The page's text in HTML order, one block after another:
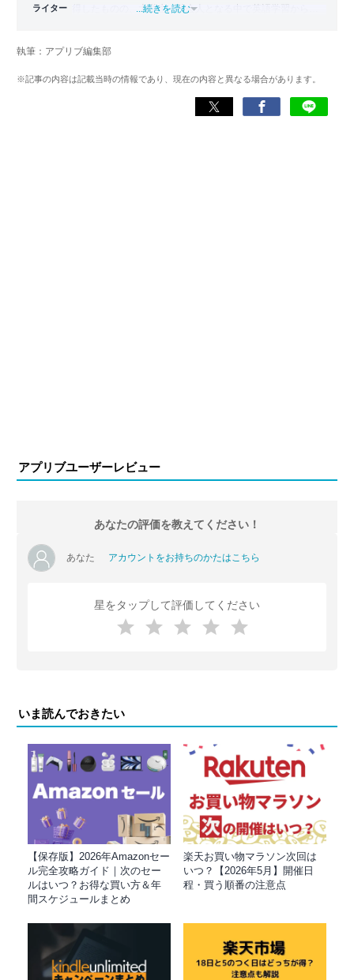
ライター
得したものの、大学生・社会人となる中で英語学習から遠
り添える記事を目指している。
...続きを読む
執筆：アプリブ編集部
※記事の内容は記載当時の情報であり、現在の内容と異なる場合があります。
アプリブユーザーレビュー
あなたの評価を教えてください！
あなた アカウントをお持ちのかたはこちら
星をタップして評価してください
いま読んでおきたい
【保存版】2026年Amazonセー
ル完全攻略ガイド｜次のセー
ルはいつ？お得な買い方＆年
間スケジュールまとめ
楽天お買い物マラソン次回は
いつ？【2026年5月】開催日
程・買う順番の注意点